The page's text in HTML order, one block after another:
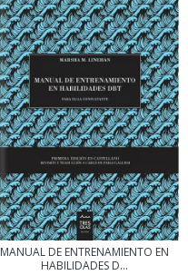
MANUAL DE ENTRENAMIENTO EN
HABILIDADES D...